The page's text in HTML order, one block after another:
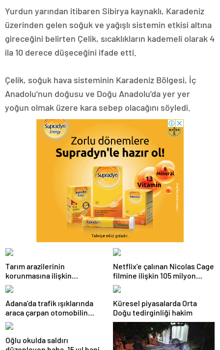
Yurdun yarından itibaren Sibirya kaynaklı, Karadeniz
üzerinden gelen soğuk ve yağışlı sistemin etkisi altına
gireceğini belirten Çelik, sıcaklıkların kademeli olarak 4
ila 10 derece düşeceğini ifade etti.
Çelik, soğuk hava sisteminin Karadeniz Bölgesi, İç
Anadolu’nun doğusu ve Doğu Anadolu’da yer yer
yoğun olmak üzere kara sebep olacağını söyledi.
Tarım arazilerinin
korunmasına ilişkin
düzenleme
Netflix’e çalınan Nicolas Cage
filmine ilişkin 105 milyon
dolarlık dava
Adana’da trafik ışıklarında
araca çarpan otomobilin
sürücüsü öldü
Küresel piyasalarda Orta
Doğu tedirginliği hakim
Oğlu okulda saldırı